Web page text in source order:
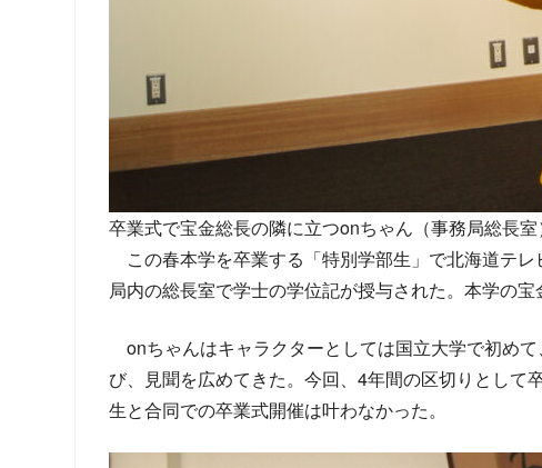
卒業式で宝金総長の隣に立つonちゃん（事務局総長室
この春本学を卒業する「特別学部生」で北海道テ
局内の総長室で学士の学位記が授与された。本学の
onちゃんはキャラクターとしては国立大学で初め
び、見聞を広めてきた。今回、4年間の区切りとし
生と合同での卒業式開催は叶わなかった。